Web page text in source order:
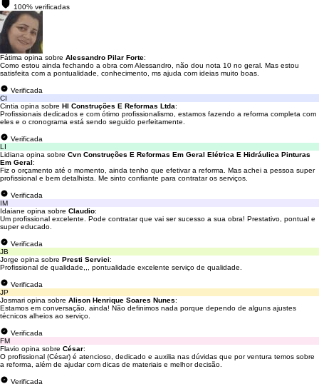
100% verificadas
Fátima opina sobre Alessandro Pilar Forte:
Como estou ainda fechando a obra com Alessandro, não dou nota 10 no geral. Mas estou
satisfeita com a pontualidade, conhecimento, ms ajuda com ideias muito boas.
Verificada
CI
Cintia opina sobre Hl Construções E Reformas Ltda:
Profissionais dedicados e com ótimo profissionalismo, estamos fazendo a reforma completa com
eles e o cronograma está sendo seguido perfeitamente.
Verificada
LI
Lidiana opina sobre Cvn Construções E Reformas Em Geral Elétrica E Hidráulica Pinturas
Em Geral:
Fiz o orçamento até o momento, ainda tenho que efetivar a reforma. Mas achei a pessoa super
profissional e bem detalhista. Me sinto confiante para contratar os serviços.
Verificada
IM
Idaiane opina sobre Claudio:
Um profissional excelente. Pode contratar que vai ser sucesso a sua obra! Prestativo, pontual e
super educado.
Verificada
JB
Jorge opina sobre Presti Servici:
Profissional de qualidade,,, pontualidade excelente serviço de qualidade.
Verificada
JP
Josmari opina sobre Alison Henrique Soares Nunes:
Estamos em conversação, ainda! Não definimos nada porque dependo de alguns ajustes
técnicos alheios ao serviço.
Verificada
FM
Flavio opina sobre César:
O profissional (César) é atencioso, dedicado e auxilia nas dúvidas que por ventura temos sobre
a reforma, além de ajudar com dicas de materiais e melhor decisão.
Verificada